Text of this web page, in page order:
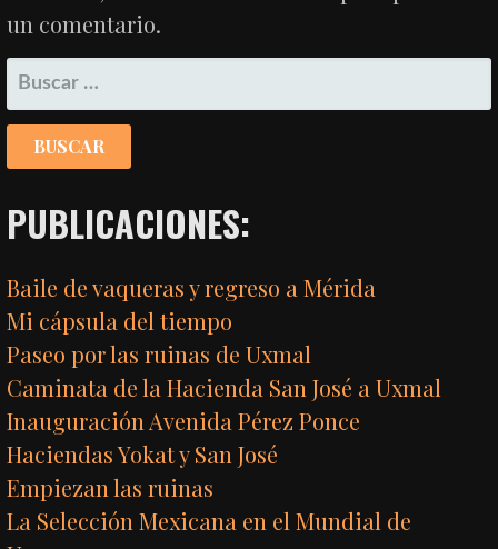
un comentario.
BUSCAR:
PUBLICACIONES:
Baile de vaqueras y regreso a Mérida
Mi cápsula del tiempo
Paseo por las ruinas de Uxmal
Caminata de la Hacienda San José a Uxmal
Inauguración Avenida Pérez Ponce
Haciendas Yokat y San José
Empiezan las ruinas
La Selección Mexicana en el Mundial de